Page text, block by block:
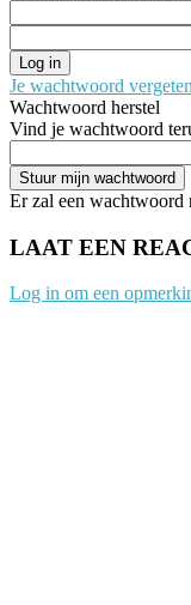
Je wachtwoord
Wachtwoord herstel
Vind je wachtwoord
Er zal een wachtwoord
LAAT EEN
Log in om een